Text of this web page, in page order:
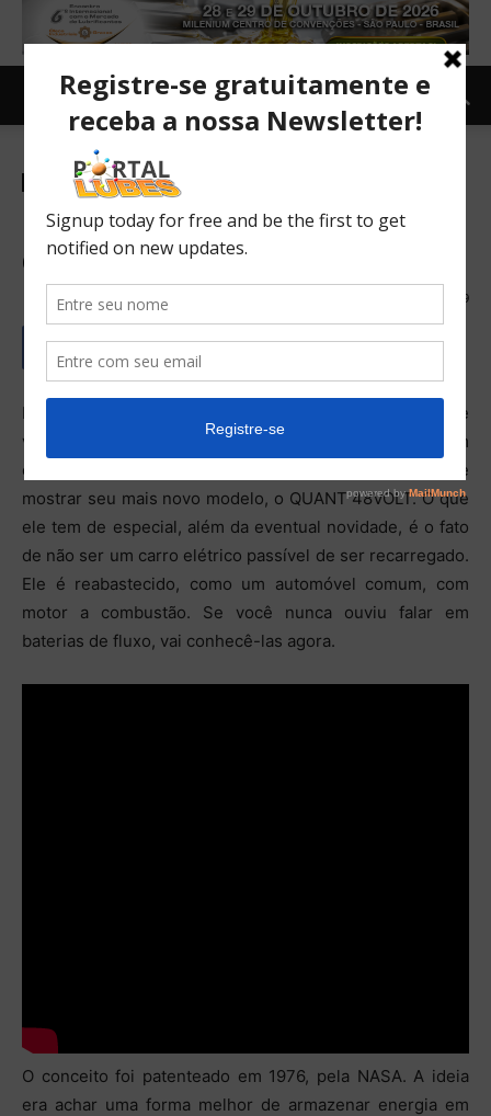
Canal Lubes Carro e Moto
QUANT 48VOLT: carro
elétrico com baterias de fluxo
08/02/2017 1309
Existe uma empresa chamada nanoFLOWCELL, suíça, que
vem falando há alguns anos sobre um novo conceito em
carros elétricos. No Salão de Genebra, ela promete
mostrar seu mais novo modelo, o QUANT 48VOLT. O que
ele tem de especial, além da eventual novidade, é o fato
de não ser um carro elétrico passível de ser recarregado.
Ele é reabastecido, como um automóvel comum, com
motor a combustão. Se você nunca ouviu falar em
baterias de fluxo, vai conhecê-las agora.
O conceito foi patenteado em 1976, pela NASA. A ideia
era achar uma forma melhor de armazenar energia em